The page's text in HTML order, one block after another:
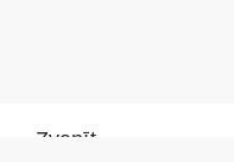
Zvanīt